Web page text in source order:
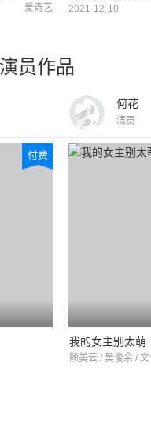
爱奇艺 2021-12-10
员作品
何花
演员
付费
我的女主别太萌
赖美云 / 吴俊余 /